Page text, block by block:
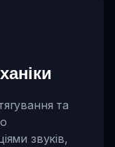
та
звуків,